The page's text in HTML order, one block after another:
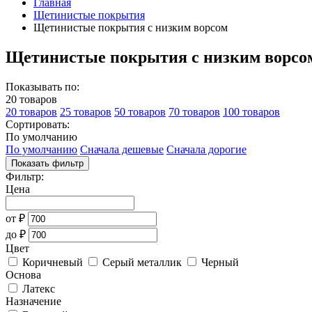
Главная
Щетинистые покрытия
Щетинистые покрытия с низким ворсом
Щетинистые покрытия с низким
Показывать по:
20 товаров
20 товаров 25 товаров 50 товаров 70 товаров 100 товаров
Сортировать:
По умолчанию
По умолчанию Сначала дешевые Сначала дорогие
Показать фильтр
Фильтр:
Цена
от ₽
до ₽
Цвет
Коричневый
Серый металлик
Черный
Основа
Латекс
Назначение